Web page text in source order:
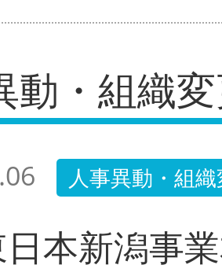
動・組織
人事異動・組
日本新潟事